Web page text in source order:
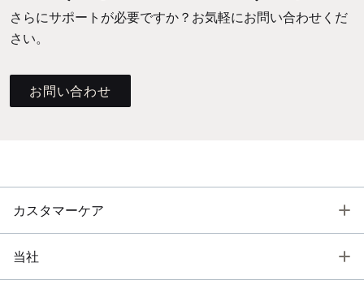
さらにサポートが必要ですか？お気軽にお問い合わせくだ
さい。
お問い合わせ
カスタマーケア
当社